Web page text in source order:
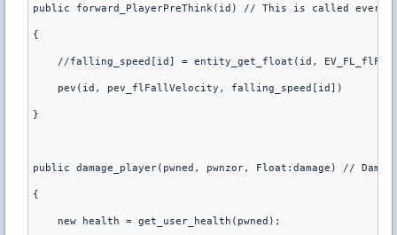
public forward_PlayerPreThink(id) // This is called every
{
//falling_speed[id] = entity_get_float(id,
    pev(id, pev_flFallVelocity, falling_speed[id])
}
public damage_player(pwned, pwnzor, Float:damage) //
{
    new health = get_user_health(pwned);